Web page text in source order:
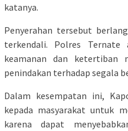
katanya.
Penyerahan tersebut
terkendali. Polres Ternate
keamanan dan ketertiban
penindakan terhadap segala
Dalam kesempatan ini,
kepada masyarakat untuk
karena dapat